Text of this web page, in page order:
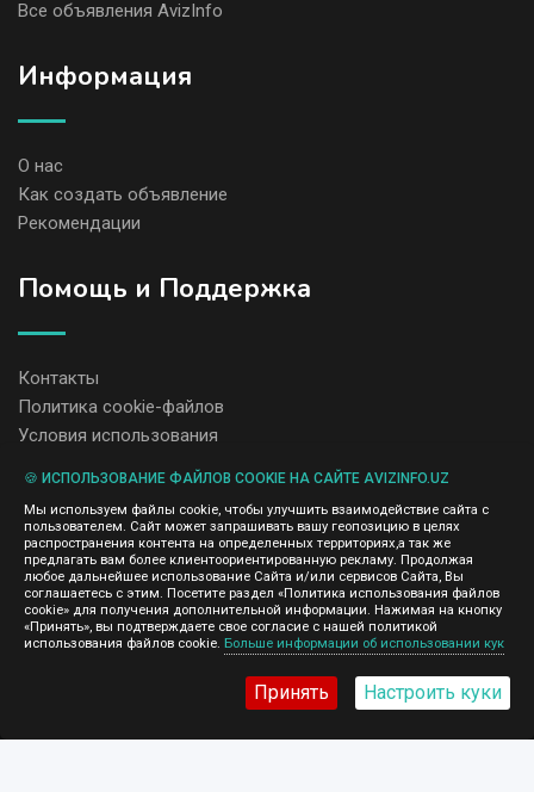
Все объявления AvizInfo
Информация
О нас
Как создать объявление
Рекомендации
Помощь и Поддержка
Контакты
Политика cookie-файлов
Условия использования
содержание размещенных объявлений.
Мы ценим конфиденциальность наших пользователей. Мы не
передаем и не продаем личную информацию зарегистрированных
пользователей AvizInfo.uz третьим лицам. Мы не отвечаем за
правила конфиденциальности сайтов на которые ссылается
AvizInfo.uz. На некоторых страницах нашего сайта представлена
реклама Google Adsense Advertising Network. Чтобы узнать
подробней о правилах конфиденциальности Googleнажмите тут
🍪 ИСПОЛЬЗОВАНИЕ ФАЙЛОВ COOKIE НА САЙТЕ AVIZINFO.UZ
Мы используем файлы cookie, чтобы улучшить взаимодействие сайта с
пользователем. Сайт может запрашивать вашу геопозицию в целях
распространения контента на определенных территориях,а так же
предлагать вам более клиентоориентированную рекламу. Продолжая
любое дальнейшее использование Сайта и/или сервисов Сайта, Вы
соглашаетесь с этим. Посетите раздел «Политика использования файлов
cookie» для получения дополнительной информации. Нажимая на кнопку
«Принять», вы подтверждаете свое согласие с нашей политикой
использования файлов cookie. Больше информации об использовании кук
Принять Настроить куки